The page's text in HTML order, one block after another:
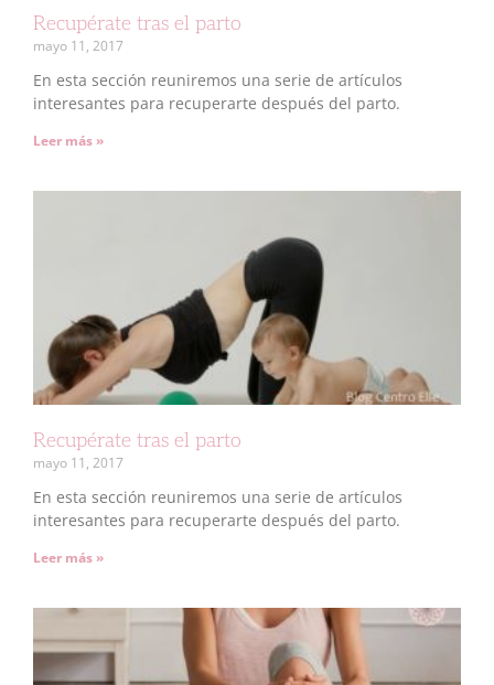
Recupérate tras el parto
mayo 11, 2017
En esta sección reuniremos una serie de artículos
interesantes para recuperarte después del parto.
Leer más »
Recupérate tras el parto
mayo 11, 2017
En esta sección reuniremos una serie de artículos
interesantes para recuperarte después del parto.
Leer más »